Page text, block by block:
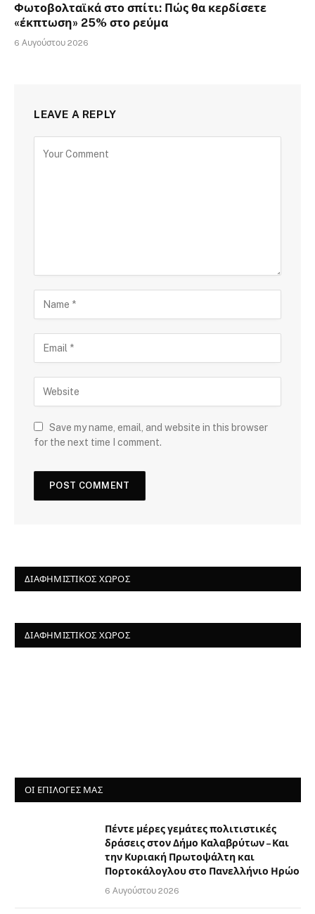
Φωτοβολταϊκά στο σπίτι: Πώς θα κερδίσετε
«έκπτωση» 25% στο ρεύμα
6 Αυγούστου 2026
LEAVE A REPLY
Save my name, email, and website in this browser
for the next time I comment.
ΔΙΑΦΗΜΙΣΤΙΚΌΣ ΧΏΡΟΣ
ΔΙΑΦΗΜΙΣΤΙΚΌΣ ΧΏΡΟΣ
ΟΙ ΕΠΙΛΟΓΈΣ ΜΑΣ
Πέντε μέρες γεμάτες πολιτιστικές
δράσεις στον Δήμο Καλαβρύτων – Και
την Κυριακή Πρωτοψάλτη και
Πορτοκάλογλου στο Πανελλήνιο Ηρώο
6 Αυγούστου 2026